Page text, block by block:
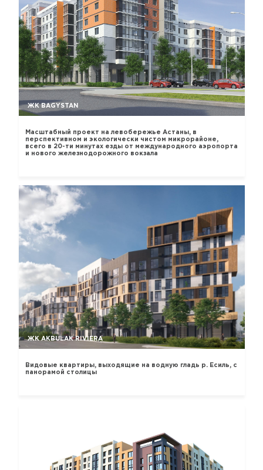
ЖК BAGYSTAN
Масштабный проект на левобережье Астаны, в
перспективном и экологически чистом микрорайоне,
всего в 20-ти минутах езды от международного аэропорта
и нового железнодорожного вокзала
ЖК AKBULAK RIVIERA
Видовые квартиры, выходящие на водную гладь р. Есиль, с
панорамой столицы